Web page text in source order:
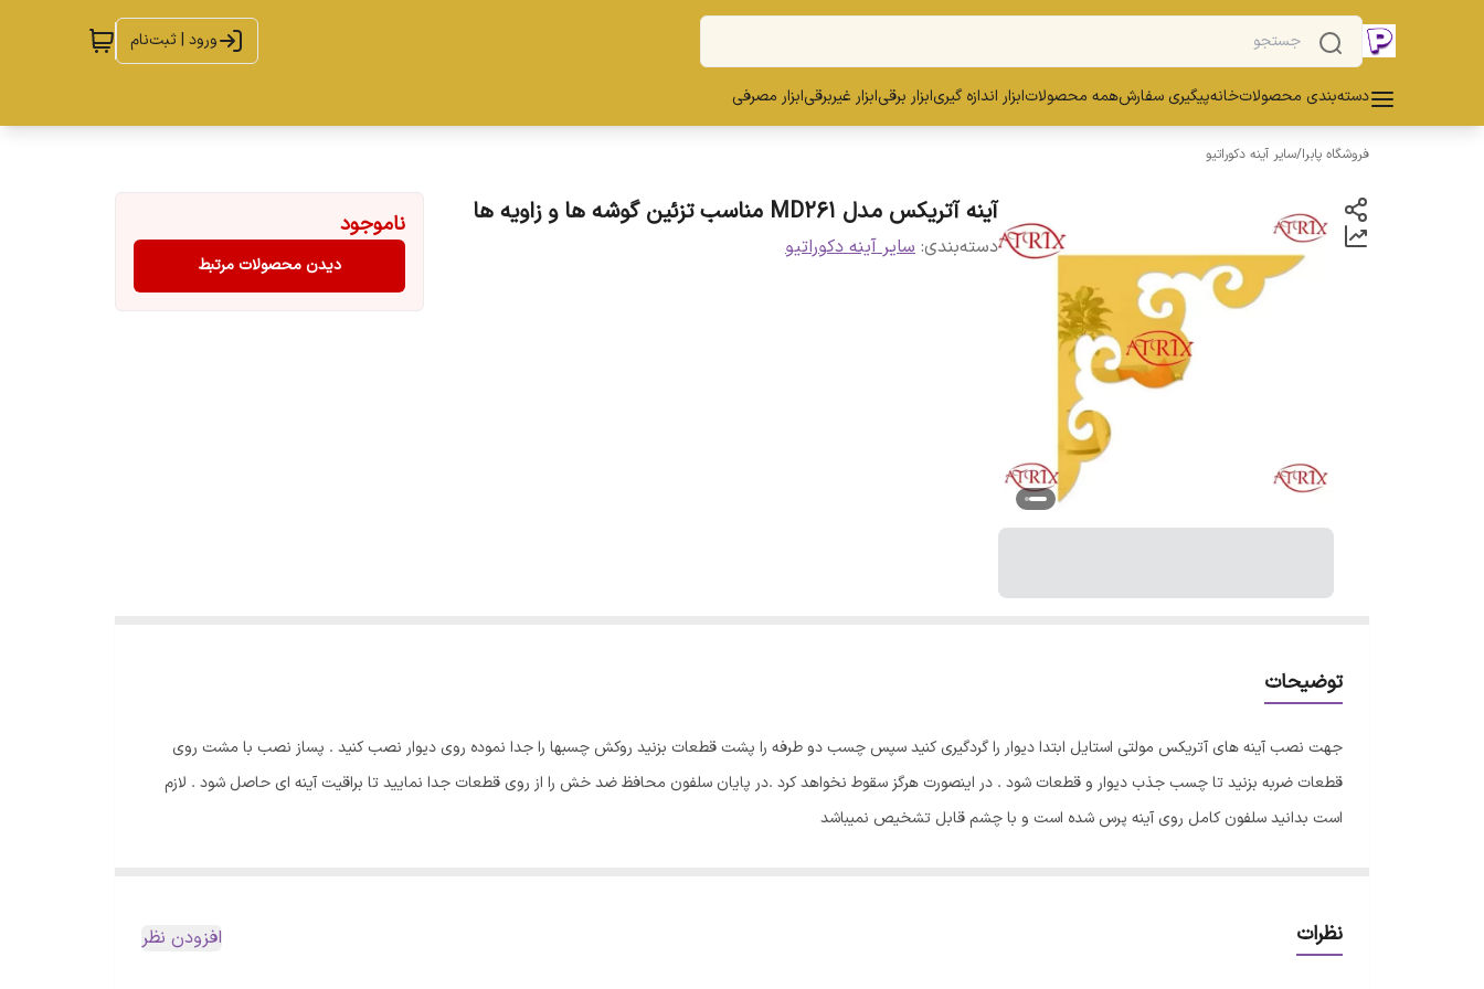
ورود | ثبت‌نام
دسته‌بندی محصولاتخانهپیگیری سفارشهمه محصولاتابزار اندازه گیریابزار برقیابزار غیربرقیابزار مصرفی
فروشگاه پابرا/سایر آینه دکوراتیو
آینه آتریکس مدل MD261 مناسب تزئین گوشه ها و زاویه ها
دسته‌بندی: سایر آینه دکوراتیو
ناموجود
دیدن محصولات مرتبط
توضیحات
جهت نصب آینه های آتریکس مولتی استایل ابتدا دیوار را گردگیری کنید سپس چسب دو طرفه را پشت قطعات بزنید روکش چسبها را جدا نموده روی دیوار نصب کنید . پساز نصب با مشت روی
قطعات ضربه بزنید تا چسب جذب دیوار و قطعات شود . در اینصورت هرگز سقوط نخواهد کرد .در پایان سلفون محافظ ضد خش را از روی قطعات جدا نمایید تا براقیت آینه ای حاصل شود . لازم
است بدانید سلفون کامل روی آینه پرس شده است و با چشم قابل تشخیص نمیباشد
نظرات افزودن نظر